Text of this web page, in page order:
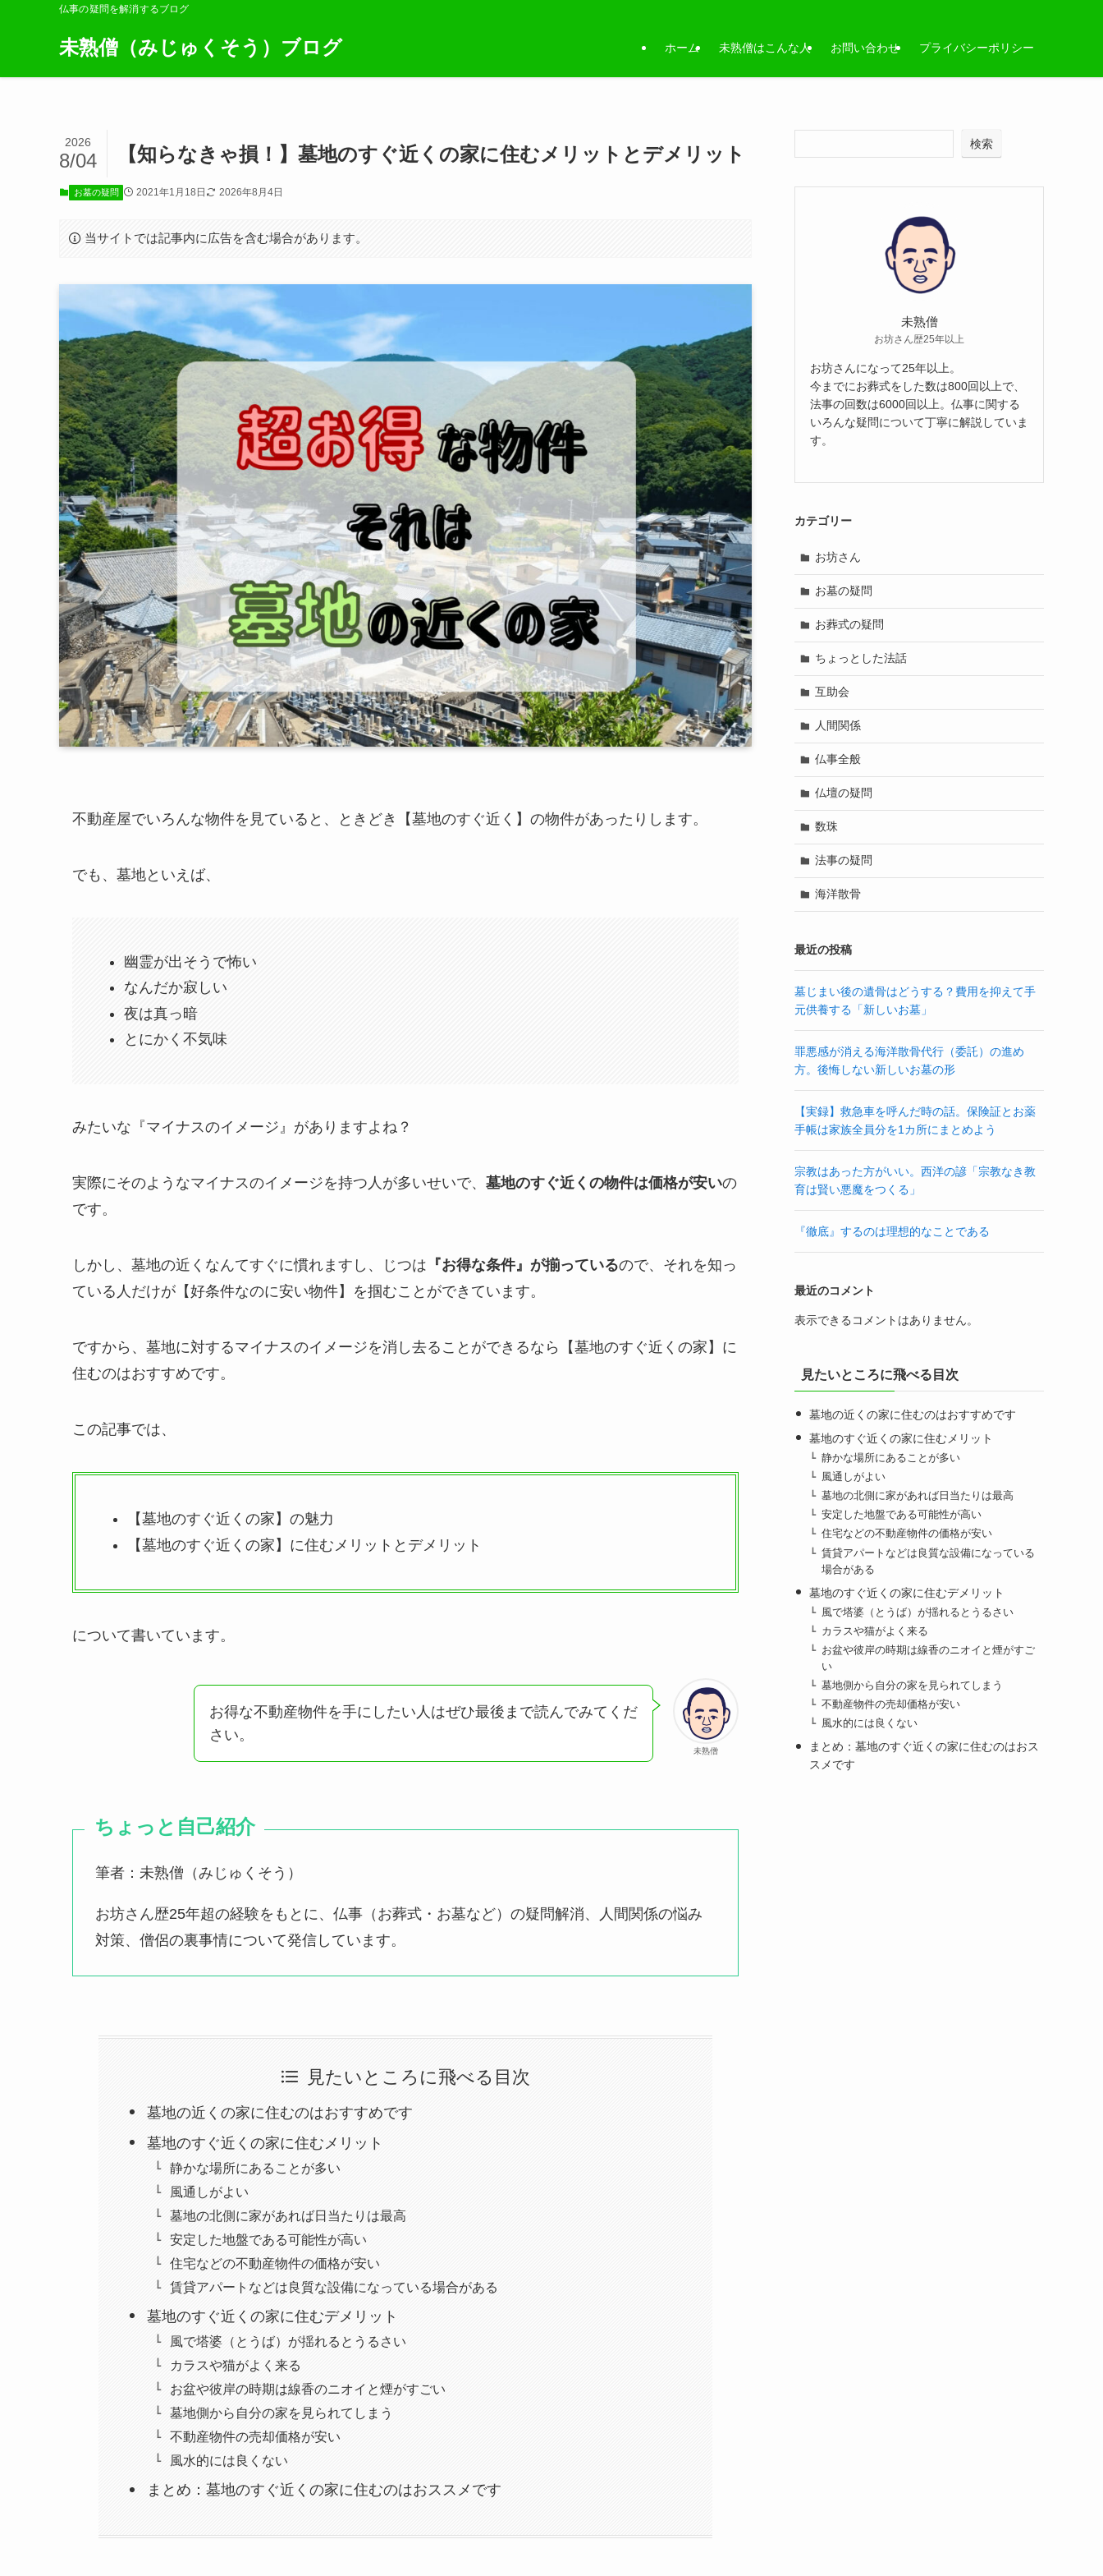
仏事の疑問を解消するブログ
未熟僧（みじゅくそう）ブログ ホーム 未熟僧はこんな人 お問い合わせ プライバシーポリシー
【知らなきゃ損！】墓地のすぐ近くの家に住むメリットとデメリット
2026
8/04
お墓の疑問 2021年1月18日 2026年8月4日
当サイトでは記事内に広告を含む場合があります。
不動産屋でいろんな物件を見ていると、ときどき【墓地のすぐ近く】の物件があったりします。
でも、墓地といえば、
幽霊が出そうで怖い
なんだか寂しい
夜は真っ暗
とにかく不気味
みたいな『マイナスのイメージ』がありますよね？
実際にそのようなマイナスのイメージを持つ人が多いせいで、 墓地のすぐ近くの物件は価格が安いの
です。
しかし、墓地の近くなんてすぐに慣れますし、じつは 『お得な条件』が揃っているので、それを知っ
ている人だけが【好条件なのに安い物件】を掴むことができています。
ですから、墓地に対するマイナスのイメージを消し去ることができるなら【墓地のすぐ近くの家】に
住むのはおすすめです。
この記事では、
【墓地のすぐ近くの家】の魅力
【墓地のすぐ近くの家】に住むメリットとデメリット
について書いています。
未熟僧
お得な不動産物件を手にしたい人はぜひ最後まで読んでみてくだ
さい。
ちょっと自己紹介
筆者：未熟僧（みじゅくそう）
お坊さん歴25年超の経験をもとに、仏事（お葬式・お墓など）の疑問解消、人間関係の悩み
対策、僧侶の裏事情について発信しています。
見たいところに飛べる目次
墓地の近くの家に住むのはおすすめです
墓地のすぐ近くの家に住むメリット
静かな場所にあることが多い
風通しがよい
墓地の北側に家があれば日当たりは最高
安定した地盤である可能性が高い
住宅などの不動産物件の価格が安い
賃貸アパートなどは良質な設備になっている場合がある
墓地のすぐ近くの家に住むデメリット
風で塔婆（とうば）が揺れるとうるさい
カラスや猫がよく来る
お盆や彼岸の時期は線香のニオイと煙がすごい
墓地側から自分の家を見られてしまう
不動産物件の売却価格が安い
風水的には良くない
まとめ：墓地のすぐ近くの家に住むのはおススメです
検索
未熟僧
お坊さん歴25年以上
お坊さんになって25年以上。
今までにお葬式をした数は800回以上で、
法事の回数は6000回以上。仏事に関する
いろんな疑問について丁寧に解説していま
す。
カテゴリー
お坊さん
お墓の疑問
お葬式の疑問
ちょっとした法話
互助会
人間関係
仏事全般
仏壇の疑問
数珠
法事の疑問
海洋散骨
最近の投稿
墓じまい後の遺骨はどうする？費用を抑えて手
元供養する「新しいお墓」
罪悪感が消える海洋散骨代行（委託）の進め
方。後悔しない新しいお墓の形
【実録】救急車を呼んだ時の話。保険証とお薬
手帳は家族全員分を1カ所にまとめよう
宗教はあった方がいい。西洋の諺「宗教なき教
育は賢い悪魔をつくる」
『徹底』するのは理想的なことである
最近のコメント
表示できるコメントはありません。
見たいところに飛べる目次
墓地の近くの家に住むのはおすすめです
墓地のすぐ近くの家に住むメリット
静かな場所にあることが多い
風通しがよい
墓地の北側に家があれば日当たりは最高
安定した地盤である可能性が高い
住宅などの不動産物件の価格が安い
賃貸アパートなどは良質な設備になっている
場合がある
墓地のすぐ近くの家に住むデメリット
風で塔婆（とうば）が揺れるとうるさい
カラスや猫がよく来る
お盆や彼岸の時期は線香のニオイと煙がすご
い
墓地側から自分の家を見られてしまう
不動産物件の売却価格が安い
風水的には良くない
まとめ：墓地のすぐ近くの家に住むのはおス
スメです